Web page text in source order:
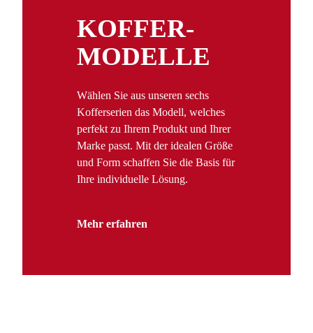
KOFFER­
MODELLE
Wählen Sie aus unseren sechs
Kofferserien das Modell, welches
perfekt zu Ihrem Produkt und Ihrer
Marke passt. Mit der idealen Größe
und Form schaffen Sie die Basis für
Ihre individuelle Lösung.
Mehr erfahren